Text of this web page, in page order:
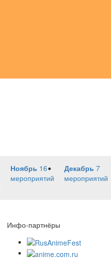
Ноябрь 16
мероприятий
Декабрь 7
мероприятий
Инфо-партнёры